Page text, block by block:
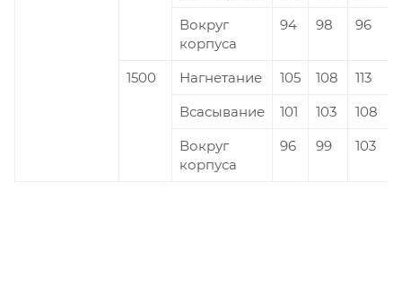
Вокруг
корпуса
94 98 96
1500 Нагнетание 105 108 113
Всасывание
101 103 108
Вокруг
корпуса
96 99 103